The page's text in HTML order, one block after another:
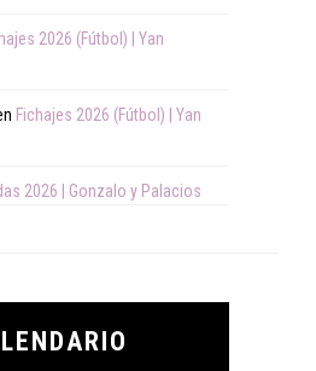
2026 (Fútbol) | Yan
Fichajes 2026 (Fútbol) | Yan
2026 | Gonzalo y Palacios